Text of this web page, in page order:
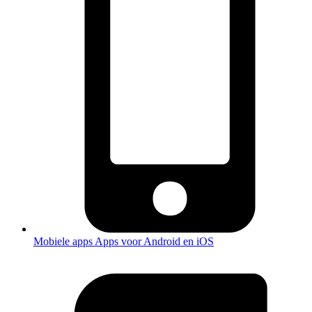
Mobiele apps Apps voor Android en iOS